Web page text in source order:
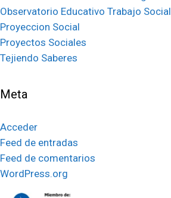
Observatorio Educativo Trabajo Social
Proyeccion Social
Proyectos Sociales
Tejiendo Saberes
Meta
Acceder
Feed de entradas
Feed de comentarios
WordPress.org